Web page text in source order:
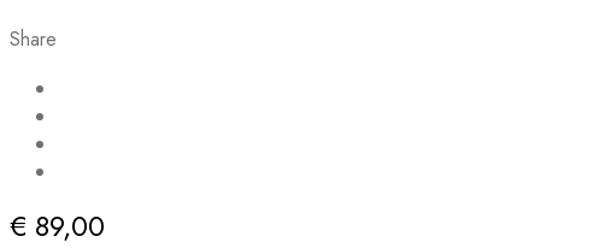
Share
€ 89,00